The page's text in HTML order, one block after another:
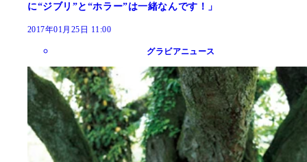
に“ジブリ”と“ホラー”は一緒なんです！」
2017年01月25日 11:00
グラビアニュース